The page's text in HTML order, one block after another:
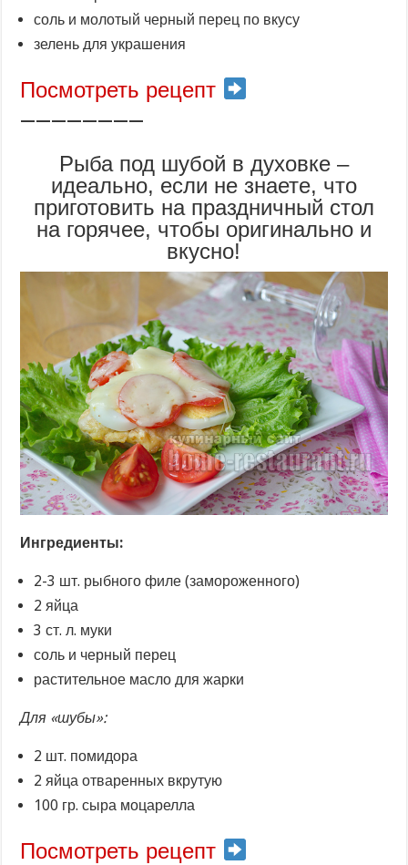
соль и молотый черный перец по вкусу
зелень для украшения
Посмотреть рецепт
————————
Рыба под шубой в духовке –
идеально, если не знаете, что
приготовить на праздничный стол
на горячее, чтобы оригинально и
вкусно!
Ингредиенты:
2-3 шт. рыбного филе (замороженного)
2 яйца
3 ст. л. муки
соль и черный перец
растительное масло для жарки
Для «шубы»:
2 шт. помидора
2 яйца отваренных вкрутую
100 гр. сыра моцарелла
Посмотреть рецепт